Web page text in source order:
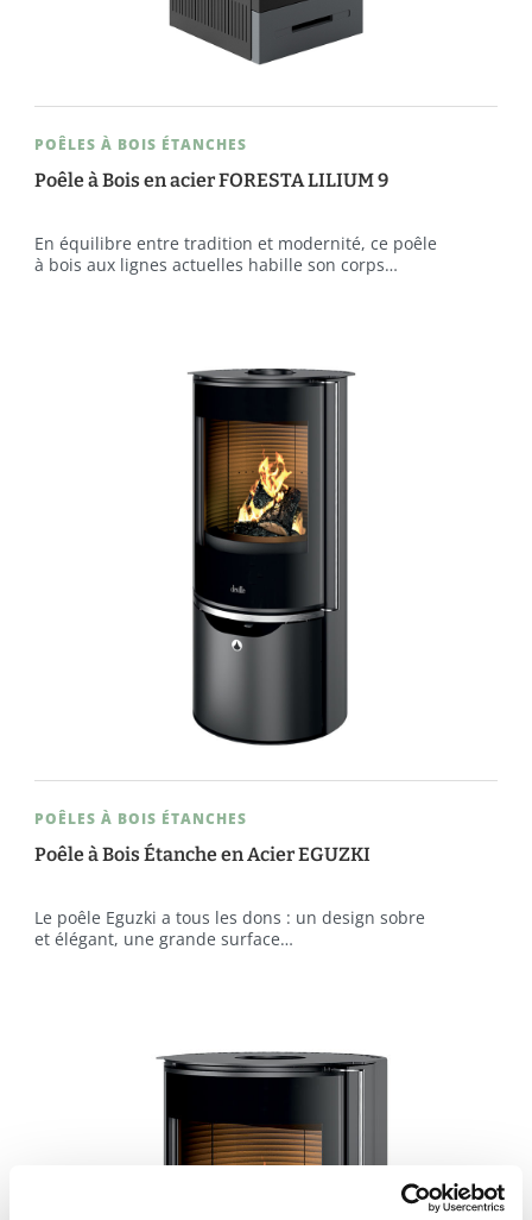
POÊLES À BOIS ÉTANCHES
Poêle à Bois en acier FORESTA LILIUM 9
En équilibre entre tradition et modernité, ce poêle
à bois aux lignes actuelles habille son corps…
POÊLES À BOIS ÉTANCHES
Poêle à Bois Étanche en Acier EGUZKI
Le poêle Eguzki a tous les dons : un design sobre
et élégant, une grande surface…